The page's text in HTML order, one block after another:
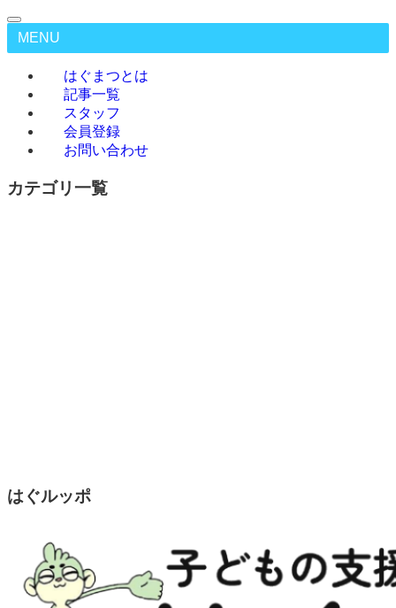
MENU
はぐまつとは
記事一覧
スタッフ
会員登録
お問い合わせ
カテゴリ一覧
はぐルッポ